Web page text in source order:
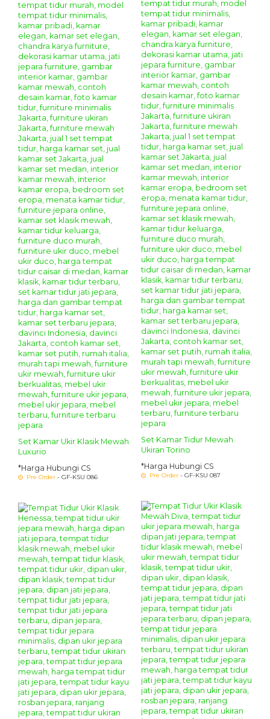
Set Kamar Tidur Mewah
Ukiran Torino
*Harga Hubungi CS
Pre Order - GF-KSU 087
Set Kamar Ukir Klasik Mewah
Luxurio
*Harga Hubungi CS
Pre Order - GF-KSU 086